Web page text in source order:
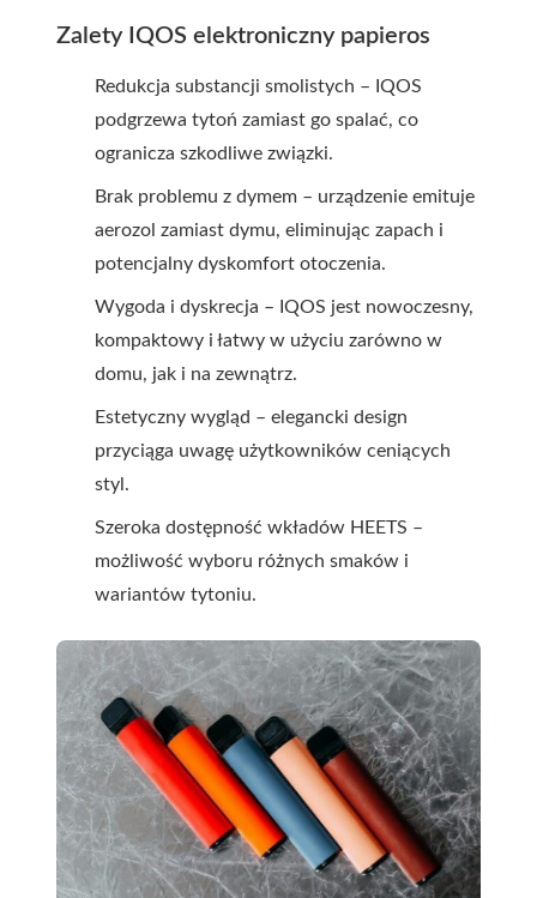
Zalety IQOS elektroniczny papieros
Redukcja substancji smolistych – IQOS
podgrzewa tytoń zamiast go spalać, co
ogranicza szkodliwe związki.
Brak problemu z dymem – urządzenie emituje
aerozol zamiast dymu, eliminując zapach i
potencjalny dyskomfort otoczenia.
Wygoda i dyskrecja – IQOS jest nowoczesny,
kompaktowy i łatwy w użyciu zarówno w
domu, jak i na zewnątrz.
Estetyczny wygląd – elegancki design
przyciąga uwagę użytkowników ceniących
styl.
Szeroka dostępność wkładów HEETS –
możliwość wyboru różnych smaków i
wariantów tytoniu.